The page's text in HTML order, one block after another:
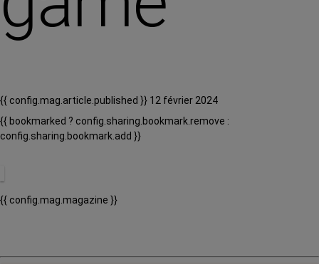
{{ config.mag.article.published }} 12 février 2024
{{ bookmarked ? config.sharing.bookmark.remove :
config.sharing.bookmark.add }}
{{ config.mag.magazine }}